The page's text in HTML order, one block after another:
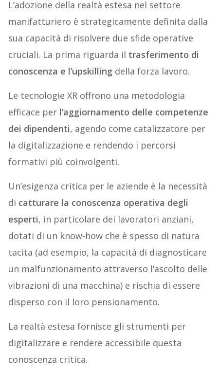
L’adozione della realtà estesa nel settore
manifatturiero è strategicamente definita dalla
sua capacità di risolvere due sfide operative
cruciali. La prima riguarda il trasferimento di
conoscenza e l’upskilling della forza lavoro.
Le tecnologie XR offrono una metodologia
efficace per l’aggiornamento delle competenze
dei dipendenti, agendo come catalizzatore per
la digitalizzazione e rendendo i percorsi
formativi più coinvolgenti.
Un’esigenza critica per le aziende è la necessità
di catturare la conoscenza operativa degli
esperti, in particolare dei lavoratori anziani,
dotati di un know-how che è spesso di natura
tacita (ad esempio, la capacità di diagnosticare
un malfunzionamento attraverso l’ascolto delle
vibrazioni di una macchina) e rischia di essere
disperso con il loro pensionamento.
La realtà estesa fornisce gli strumenti per
digitalizzare e rendere accessibile questa
conoscenza critica.